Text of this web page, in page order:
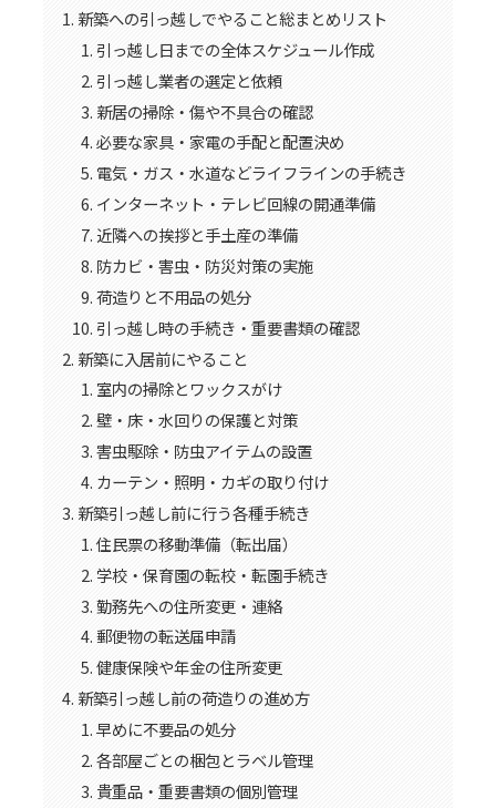
新築への引っ越しでやること総まとめリスト
引っ越し日までの全体スケジュール作成
引っ越し業者の選定と依頼
新居の掃除・傷や不具合の確認
必要な家具・家電の手配と配置決め
電気・ガス・水道などライフラインの手続き
インターネット・テレビ回線の開通準備
近隣への挨拶と手土産の準備
防カビ・害虫・防災対策の実施
荷造りと不用品の処分
引っ越し時の手続き・重要書類の確認
新築に入居前にやること
室内の掃除とワックスがけ
壁・床・水回りの保護と対策
害虫駆除・防虫アイテムの設置
カーテン・照明・カギの取り付け
新築引っ越し前に行う各種手続き
住民票の移動準備（転出届）
学校・保育園の転校・転園手続き
勤務先への住所変更・連絡
郵便物の転送届申請
健康保険や年金の住所変更
新築引っ越し前の荷造りの進め方
早めに不要品の処分
各部屋ごとの梱包とラベル管理
貴重品・重要書類の個別管理